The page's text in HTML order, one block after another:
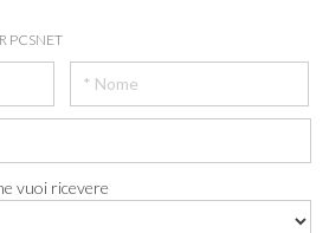
PCSNET
vuoi ricevere